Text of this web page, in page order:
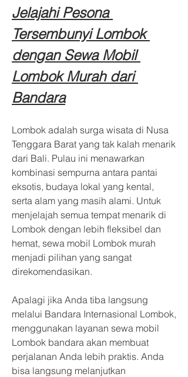
Jelajahi Pesona
Tersembunyi Lombok
dengan Sewa Mobil
Lombok Murah dari
Bandara
Lombok adalah surga wisata di Nusa
Tenggara Barat yang tak kalah menarik
dari Bali. Pulau ini menawarkan
kombinasi sempurna antara pantai
eksotis, budaya lokal yang kental,
serta alam yang masih alami. Untuk
menjelajah semua tempat menarik di
Lombok dengan lebih fleksibel dan
hemat, sewa mobil Lombok murah
menjadi pilihan yang sangat
direkomendasikan.
Apalagi jika Anda tiba langsung
melalui Bandara Internasional Lombok,
menggunakan layanan sewa mobil
Lombok bandara akan membuat
perjalanan Anda lebih praktis. Anda
bisa langsung melanjutkan